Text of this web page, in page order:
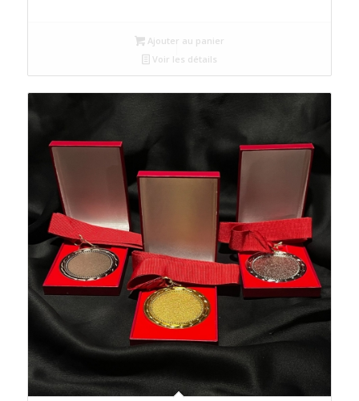
Ajouter au panier
Voir les détails